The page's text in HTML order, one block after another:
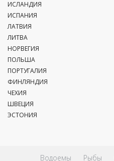
ИСЛАНДИЯ
ИСПАНИЯ
ЛАТВИЯ
ЛИТВА
НОРВЕГИЯ
ПОЛЬША
ПОРТУГАЛИЯ
ФИНЛЯНДИЯ
ЧЕХИЯ
ШВЕЦИЯ
ЭСТОНИЯ
Водоемы Рыбы